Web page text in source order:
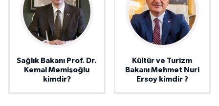
Sağlık Bakanı Prof. Dr.
Kemal Memişoğlu
kimdir?
Kültür ve Turizm
Bakanı Mehmet Nuri
Ersoy kimdir ?